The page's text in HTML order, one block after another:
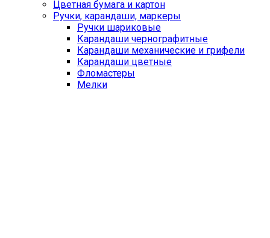
Цветная бумага и картон
Ручки, карандаши, маркеры
Ручки шариковые
Карандаши чернографитные
Карандаши механические и грифели
Карандаши цветные
Фломастеры
Мелки